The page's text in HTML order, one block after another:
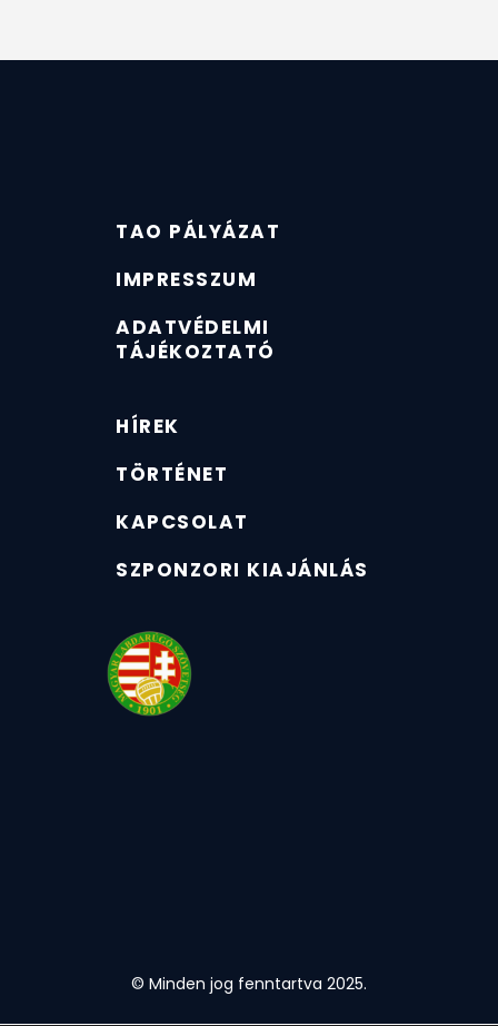
TAO PÁLYÁZAT
IMPRESSZUM
ADATVÉDELMI
TÁJÉKOZTATÓ
HÍREK
TÖRTÉNET
KAPCSOLAT
SZPONZORI KIAJÁNLÁS
© Minden jog fenntartva 2025.